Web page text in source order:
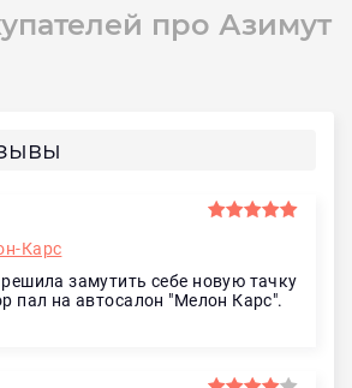
про Азимут
Карс
замутить себе новую тачку
пал на автосалон "Мелон Карс".